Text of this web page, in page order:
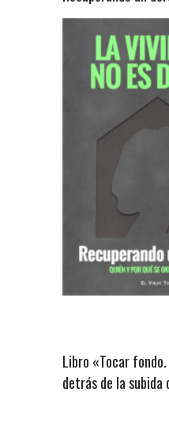
Libro «Tocar
detrás de la subida